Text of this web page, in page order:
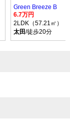
Green Breeze B
6.7万円
2LDK（57.21㎡）
太田/徒歩20分